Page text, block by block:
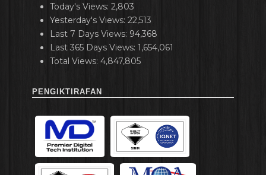
Today's Views: 2,803
Yesterday's Views: 22,513
Last 7 Days Views: 94,368
Last 365 Days Views: 1,654,061
Total Views: 4,847,805
PENGIKTIRAFAN